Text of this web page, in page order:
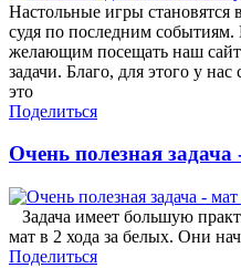
Настольные игры становятся
судя по последним
желающим посещать наш
задачи. Благо, для этого у
это
Поделиться
Очень полезная задача
Задача имеет большую
мат в 2 хода за белых. Они
Поделиться